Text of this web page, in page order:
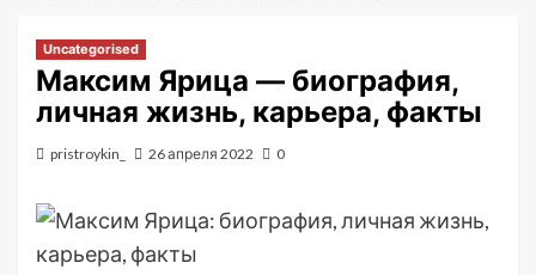
Uncategorised
Максим Ярица — биография,
личная жизнь, карьера, факты
pristroykin_ 26 апреля 2022 0